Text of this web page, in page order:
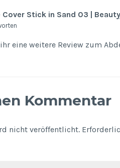
Cover Stick in Sand 03 |
eine weitere Review zum
Kommentar
nicht veröffentlicht.